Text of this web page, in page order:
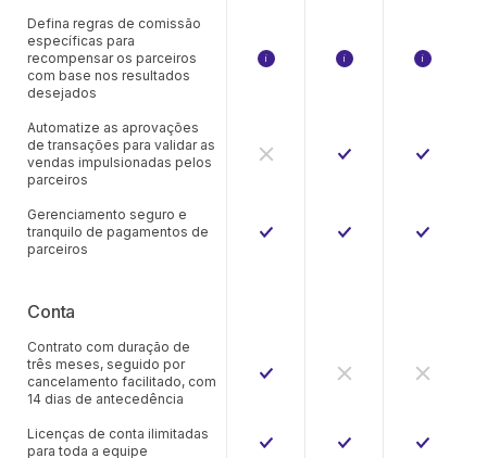
Defina regras de comissão
específicas para
recompensar os parceiros
com base nos resultados
desejados
i i
Cupom de desconto
i
Cupom de
Qualquer
Automatize as aprovações
de transações para validar as
vendas impulsionadas pelos
parceiros
Gerenciamento seguro e
tranquilo de pagamentos de
parceiros
Conta
Contrato com duração de
três meses, seguido por
cancelamento facilitado, com
14 dias de antecedência
Licenças de conta ilimitadas
para toda a equipe